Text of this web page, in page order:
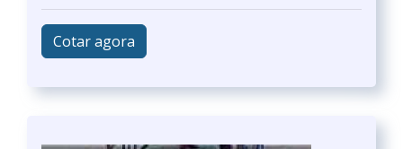
Cotar agora